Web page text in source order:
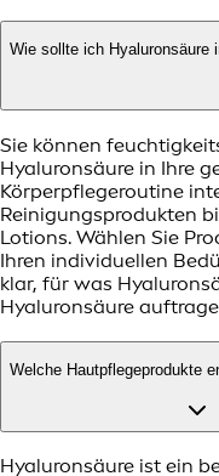
Wie sollte ich Hyaluronsäure
Sie können
Hyaluronsäure in Ihre
Körperpflegeroutine
Reinigungsprodukten
Lotions. Wählen Sie
Ihren individuellen
klar, für was
Hyaluronsäure
Welche Hautpflegeprodukte
Hyaluronsäure ist ein